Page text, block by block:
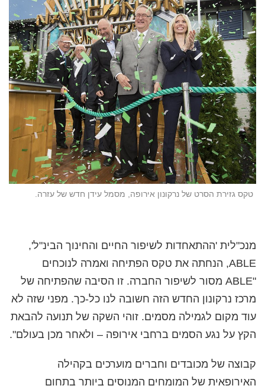
טקס גזירת הסרט של נרקונון אירופה, מסמל עידן חדש של עזרה.
מנכ"לית 'ההתאחדות לשיפור החיים והחינוך הבינ"ל',
ABLE, הנחתה את טקס הפתיחה ואמרה לנוכחים
"ABLE מסור לשיפור החברה. זו הסיבה שהפתיחה של
מרכז נרקונון החדש הזה חשובה לנו כל-כך. מפני שזה לא
עוד מקום לגמילה מסמים. זוהי השקה של תנועה להבאת
הקץ על נגע הסמים ברחבי אירופה – ולאחר מכן בעולם".
קבוצה של מכובדים וחברים מוערכים בקהילה
האירופאית של המומחים המנוסים ביותר בתחום